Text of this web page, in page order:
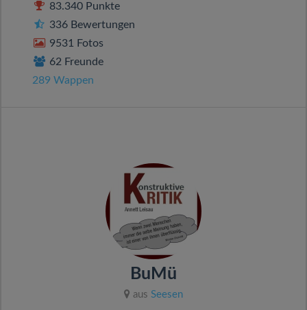
83.340 Punkte
336 Bewertungen
9531 Fotos
62 Freunde
289 Wappen
BuMü
aus Seesen